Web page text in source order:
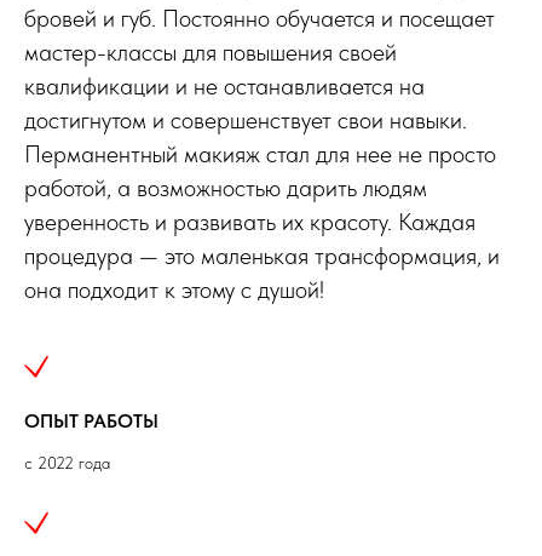
бровей и губ. Постоянно обучается и посещает
мастер-классы для повышения своей
квалификации и не останавливается на
достигнутом и совершенствует свои навыки.
Перманентный макияж стал для нее не просто
работой, а возможностью дарить людям
уверенность и развивать их красоту. Каждая
процедура — это маленькая трансформация, и
она подходит к этому с душой!
ОПЫТ РАБОТЫ
с 2022 года